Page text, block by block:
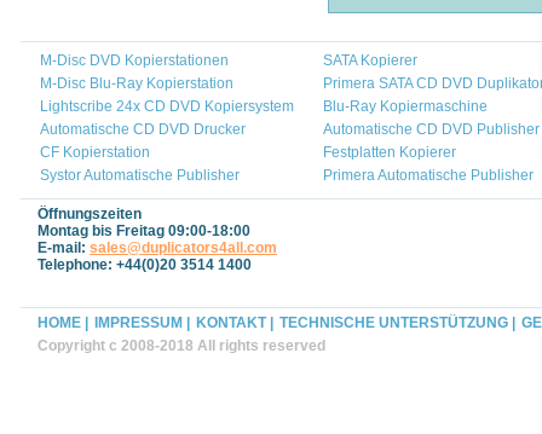
M-Disc DVD Kopierstationen
SATA Kopierer
M-Disc Blu-Ray Kopierstation
Primera SATA CD DVD
Lightscribe 24x CD DVD Kopiersystem
Blu-Ray Kopiermaschine
Automatische CD DVD Drucker
Automatische CD DVD Publisher
CF Kopierstation
Festplatten Kopierer
Systor Automatische Publisher
Primera Automatische Publisher
Öffnungszeiten
Montag bis Freitag 09:00-18:00
E-mail: sales@duplicators4all.com
Telephone: +44(0)20 3514 1400
HOME | IMPRESSUM | KONTAKT | TECHNISCHE UNTERSTÜTZUNG |
Copyright c 2008-2018 All rights reserved